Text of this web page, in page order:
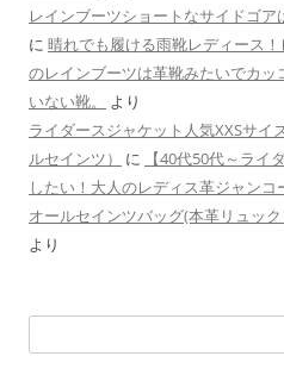
レインブーツショートなサイドゴア
に 晴れでも履ける雨靴レディース
のレインブーツは革靴みたいでカ
いない靴。
より
ライダースジャケット人気XXSサイ
ルセインツ）
に
【40代50代～ライ
したい！大人のレディス革ジャンコ
オールセインツバッグ(本革リュック
より
索